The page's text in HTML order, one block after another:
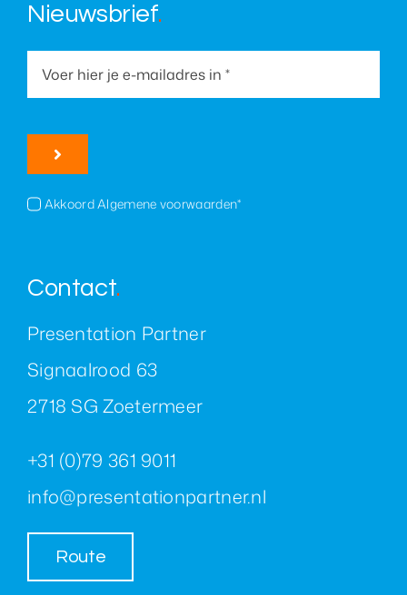
Nieuwsbrief.
Akkoord Algemene voorwaarden*
Contact.
Presentation Partner
Signaalrood 63
2718 SG Zoetermeer
+31 (0)79 361 9011
info@presentationpartner.nl
Route